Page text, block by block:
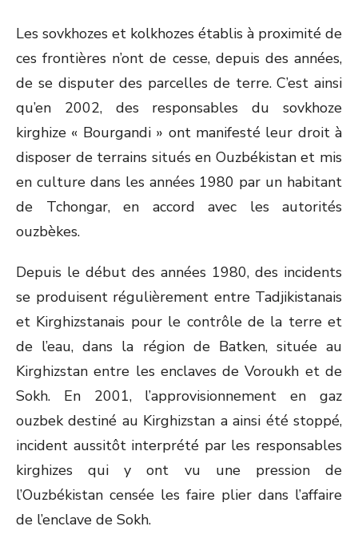
Les sovkhozes et kolkhozes établis à proximité de
ces frontières n’ont de cesse, depuis des années,
de se disputer des parcelles de terre. C’est ainsi
qu’en 2002, des responsables du sovkhoze
kirghize « Bourgandi » ont manifesté leur droit à
disposer de terrains situés en Ouzbékistan et mis
en culture dans les années 1980 par un habitant
de Tchongar, en accord avec les autorités
ouzbèkes.
Depuis le début des années 1980, des incidents
se produisent régulièrement entre Tadjikistanais
et Kirghizstanais pour le contrôle de la terre et
de l’eau, dans la région de Batken, située au
Kirghizstan entre les enclaves de Voroukh et de
Sokh. En 2001, l’approvisionnement en gaz
ouzbek destiné au Kirghizstan a ainsi été stoppé,
incident aussitôt interprété par les responsables
kirghizes qui y ont vu une pression de
l’Ouzbékistan censée les faire plier dans l’affaire
de l’enclave de Sokh.